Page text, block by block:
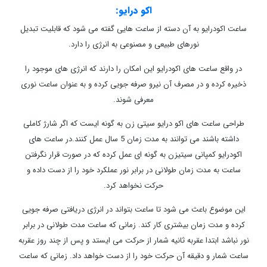
اکو درایو:
ساعت اکودرایو به آن دسته از ساعت هایی گفته می شود که قابلیت تبدیل
نورهای طبیعی و مصنوعی به انرژی را دارد.
در واقع ساعت های اکودرایو این امکان را دارند که انرژی های موجود را
ذخیره کرده و در مصرف آن نیرو صرفه جویی کرده و به عنوان ساعت نوری
معرفی شوند.
طراحی ساعت های اکو درایو سیتی زن به گونه ایست که اگر شارژ کاملی
داشته باشند می توانند به مدت زمان 5 سال عمل کنند.در ساعت های
اکودرایو کمپانی سیتیزن به گونه ای عمل کرده که در صورت قرار نگرفتن
ساعت به مدت زمان طولانی در برابر نور عملکرد خود را از دست داده و
حرکت نخواهد کرد.
این موضوع باعث می شود تا ساعت بتواند در انرژی دریافتی صرفه جویی
کرده و مدت زمان بیشتری کار کند. زمانی که ساعت مدت طولانی در برابر
نور نباشد ابتدا عقربه ثانیه شمار از حرکت می ایستد و پس از چند روز عقربه
ساعت شمار و دقیقه آن حرکت خود را از دست خواهد داد. زمانی که ساعت